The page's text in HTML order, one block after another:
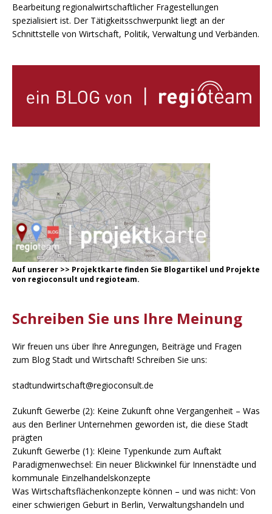
Bearbeitung regionalwirtschaftlicher Fragestellungen
spezialisiert ist. Der Tätigkeitsschwerpunkt liegt an der
Schnittstelle von Wirtschaft, Politik, Verwaltung und Verbänden.
Auf unserer >> Projektkarte finden Sie Blogartikel und Projekte
von regioconsult und regioteam.
Schreiben Sie uns Ihre Meinung
Wir freuen uns über Ihre Anregungen, Beiträge und Fragen
zum Blog Stadt und Wirtschaft! Schreiben Sie uns:
stadtundwirtschaft@regioconsult.de
Zukunft Gewerbe (2): Keine Zukunft ohne Vergangenheit – Was
aus den Berliner Unternehmen geworden ist, die diese Stadt
prägten
Zukunft Gewerbe (1): Kleine Typenkunde zum Auftakt
Paradigmenwechsel: Ein neuer Blickwinkel für Innenstädte und
kommunale Einzelhandelskonzepte
Was Wirtschaftsflächenkonzepte können – und was nicht: Von
einer schwierigen Geburt in Berlin, Verwaltungshandeln und